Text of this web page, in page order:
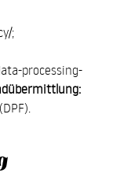
;
processing-